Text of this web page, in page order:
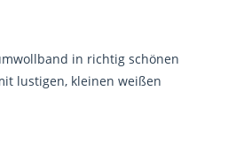
in richtig schönen
lustigen, kleinen weißen